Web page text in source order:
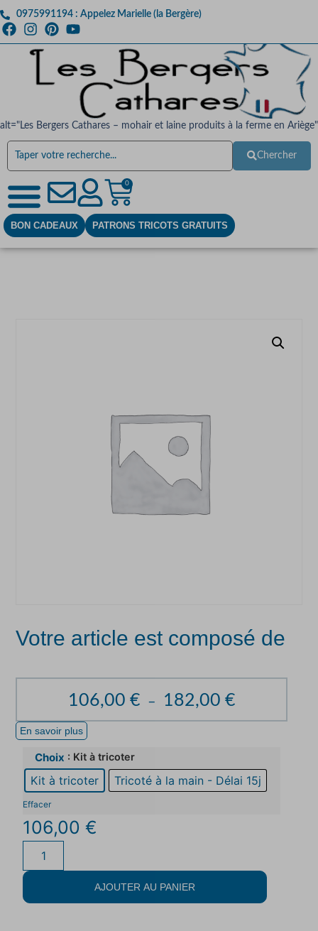
0975991194 : Appelez Marielle (la Bergère)
alt="Les Bergers Cathares – mohair et laine produits à la ferme en Ariège"
Chercher
0
BON CADEAUX PATRONS TRICOTS GRATUITS
Votre article est composé de
106,00 € – 182,00 €
En savoir plus
Choix : Kit à tricoter
Kit à tricoter Tricoté à la main - Délai 15j
Effacer
106,00€
AJOUTER AU PANIER